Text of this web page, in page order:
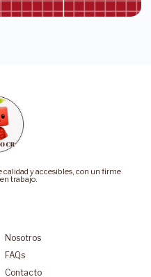
y accesibles, con un firme
trabajo.
Nosotros
FAQs
Contacto